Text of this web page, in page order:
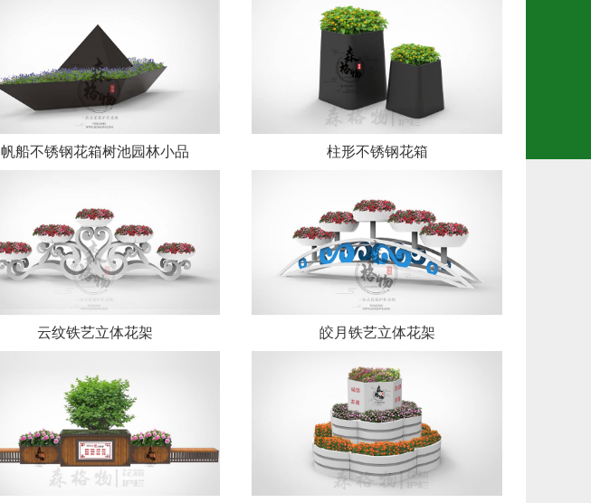
帆船不锈钢花箱树池园林小品 柱形不锈钢花箱
云纹铁艺立体花架 皎月铁艺立体花架